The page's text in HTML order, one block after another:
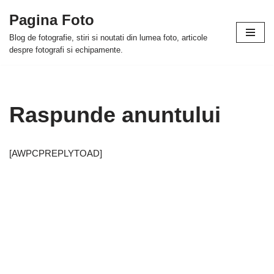
Skip
to
Pagina Foto
Blog de fotografie, stiri si noutati din lumea foto, articole
despre fotografi si echipamente.
Raspunde anuntului
[AWPCPREPLYTOAD]